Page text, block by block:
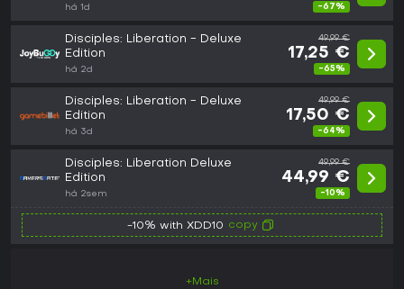
há 1d -67%
Disciples: Liberation - Deluxe
Edition
há 2d
49,99 €
17,25 €
-65%
Disciples: Liberation - Deluxe
Edition
há 3d
49,99 €
17,50 €
-64%
Disciples: Liberation Deluxe
Edition
há 2sem
49,99 €
44,99 €
-10%
-10% with XDD10 copy
+Mais